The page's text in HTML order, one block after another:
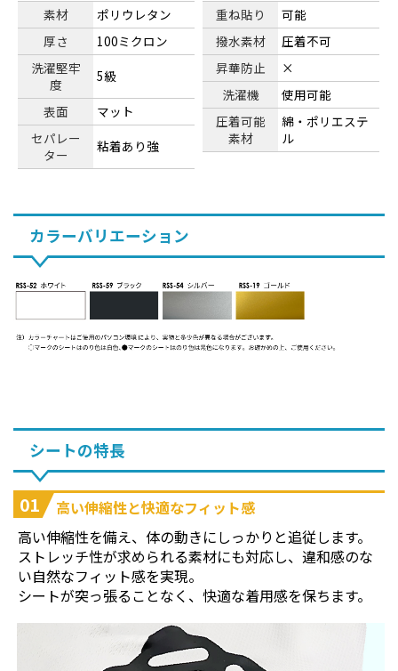
素材
ポリウレタン
厚さ
100ミクロン
洗濯堅牢
度
5級
表面
マット
セパレー
ター
粘着あり強
重ね貼り
可能
撥水素材
圧着不可
昇華防止
×
洗濯機
使用可能
圧着可能
素材
綿・ポリエステ
ル
カラーバリエーション
シートの特長
01
高い伸縮性と快適なフィット感
高い伸縮性を備え、体の動きにしっかりと追従します。
ストレッチ性が求められる素材にも対応し、違和感のな
い自然なフィット感を実現。
シートが突っ張ることなく、快適な着用感を保ちます。